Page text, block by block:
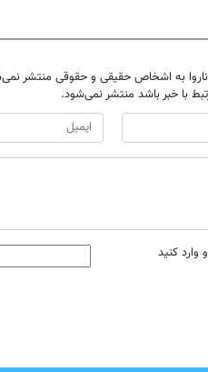
به اشخاص حقیقی و حقوقی منتشر
با خبر باشد منتشر نمی‌شود.
کنید